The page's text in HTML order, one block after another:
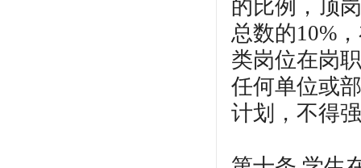
的比例，顶
总数的10%
类岗位在岗
任何单位或
计划，不得